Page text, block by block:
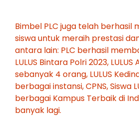
Bimbel PLC juga telah berhasil
siswa untuk meraih prestasi
antara lain: PLC berhasil
LULUS Bintara Polri 2023, LULUS
sebanyak 4 orang, LULUS
berbagai instansi, CPNS, Siswa
berbagai Kampus Terbaik di
banyak lagi.